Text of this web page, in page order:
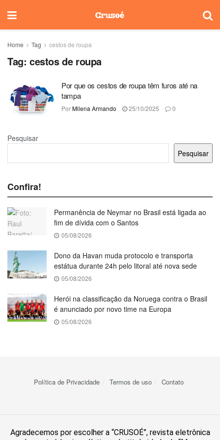
Home Tag cestos de roupa
Tag: cestos de roupa
Por que os cestos de roupa têm furos até na
tampa
PorMilena Armando 25/10/2025 0
Pesquisar
Pesquisar
Confira!
Permanência de Neymar no Brasil está ligada ao
fim de dívida com o Santos
05/08/2026
Dono da Havan muda protocolo e transporta
estátua durante 24h pelo litoral até nova sede
05/08/2026
Herói na classificação da Noruega contra o Brasil
é anunciado por novo time na Europa
05/08/2026
Política de Privacidade Termos de uso Contato
Agradecemos por escolher a “CRUSOÉ”, revista eletrônica